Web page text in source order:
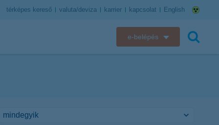
térképes kereső valuta/deviza karrier kapcsolat English
e-belépés